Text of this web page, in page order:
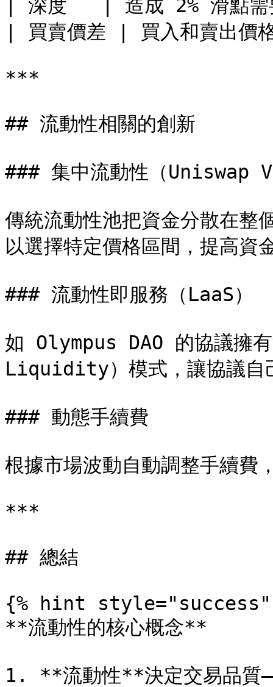
| 深度   | 造成 2% 滑點需
| 買賣價差 | 買入和賣出
***
## 流動性相關的創新
### 集中流動性（Uniswap
傳統流動性池把資金分散在
以選擇特定價格區間，提高資
### 流動性即服務（LaaS）
如 Olympus DAO 的協議擁
Liquidity）模式，讓協議自
### 動態手續費
根據市場波動自動調整手續費
***
## 總結
{% hint style="success"
**流動性的核心概念**
1. **流動性**決定交易品質